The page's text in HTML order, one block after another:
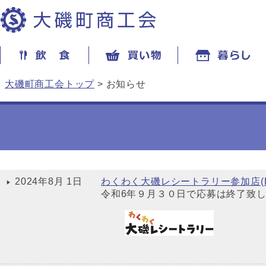
大磯町商工会トップ > お知らせ
2024年8月 1日
わくわく大磯レシートラリー参加店
令和6年９月３０日で応募は終了致